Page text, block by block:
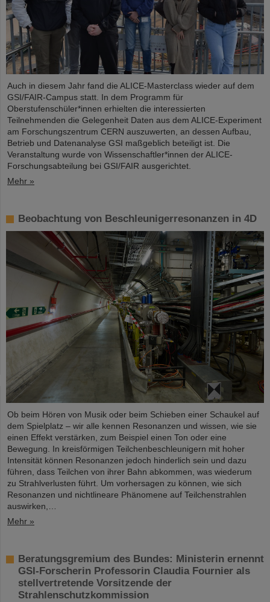
Auch in diesem Jahr fand die ALICE-Masterclass wieder auf dem
GSI/FAIR-Campus statt. In dem Programm für
Oberstufenschüler*innen erhielten die interessierten
Teilnehmenden die Gelegenheit Daten aus dem ALICE-Experiment
am Forschungszentrum CERN auszuwerten, an dessen Aufbau,
Betrieb und Datenanalyse GSI maßgeblich beteiligt ist. Die
Veranstaltung wurde von Wissenschaftler*innen der ALICE-
Forschungsabteilung bei GSI/FAIR ausgerichtet.
Mehr »
Beobachtung von Beschleunigerresonanzen in 4D
Ob beim Hören von Musik oder beim Schieben einer Schaukel auf
dem Spielplatz – wir alle kennen Resonanzen und wissen, wie sie
einen Effekt verstärken, zum Beispiel einen Ton oder eine
Bewegung. In kreisförmigen Teilchenbeschleunigern mit hoher
Intensität können Resonanzen jedoch hinderlich sein und dazu
führen, dass Teilchen von ihrer Bahn abkommen, was wiederum
zu Strahlverlusten führt. Um vorhersagen zu können, wie sich
Resonanzen und nichtlineare Phänomene auf Teilchenstrahlen
auswirken,…
Mehr »
Beratungsgremium des Bundes: Ministerin ernennt
GSI-Forscherin Professorin Claudia Fournier als
stellvertretende Vorsitzende der
Strahlenschutzkommission